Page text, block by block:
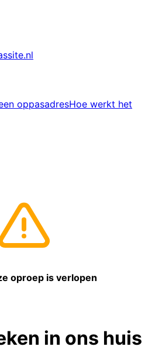
site.nl
oppasadresHoe werkt het
oproep is verlopen
in ons huis